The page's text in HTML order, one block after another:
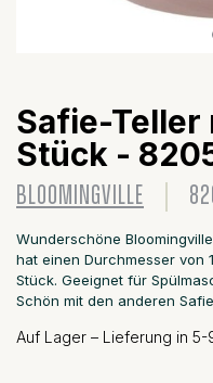
Safie-Teller
Stück -
BLOOMINGVILLE
Wunderschöne
hat einen Durchmesser von
Stück. Geeignet für
Schön mit den anderen
Auf Lager – Lieferung in 5-